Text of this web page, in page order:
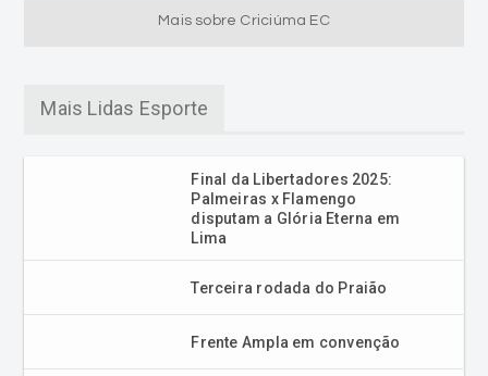
Mais sobre Criciúma EC
Mais Lidas Esporte
Final da Libertadores 2025:
Palmeiras x Flamengo
disputam a Glória Eterna em
Lima
Terceira rodada do Praião
Frente Ampla em convenção